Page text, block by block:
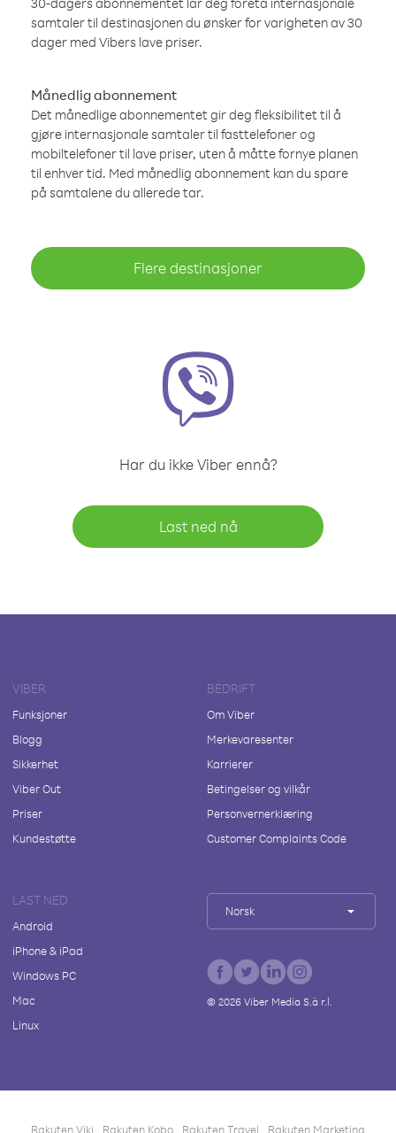
samtaler til destinasjonen du ønsker for varigheten av 30
dager med Vibers lave priser.
Månedlig abonnement
Det månedlige abonnementet gir deg fleksibilitet til å
gjøre internasjonale samtaler til fasttelefoner og
mobiltelefoner til lave priser, uten å måtte fornye planen
til enhver tid. Med månedlig abonnement kan du spare
på samtalene du allerede tar.
Flere destinasjoner
Har du ikke Viber ennå?
Last ned nå
VIBER
Funksjoner
Blogg
Sikkerhet
Viber Out
Priser
Kundestøtte
BEDRIFT
Om Viber
Merkevaresenter
Karrierer
Betingelser og vilkår
Personvernerklæring
Customer Complaints Code
LAST NED
Android
iPhone & iPad
Windows PC
Mac
Linux
Norsk
© 2026Viber Media S.à r.l.
Rakuten Viki Rakuten Kobo Rakuten Travel Rakuten Marketing